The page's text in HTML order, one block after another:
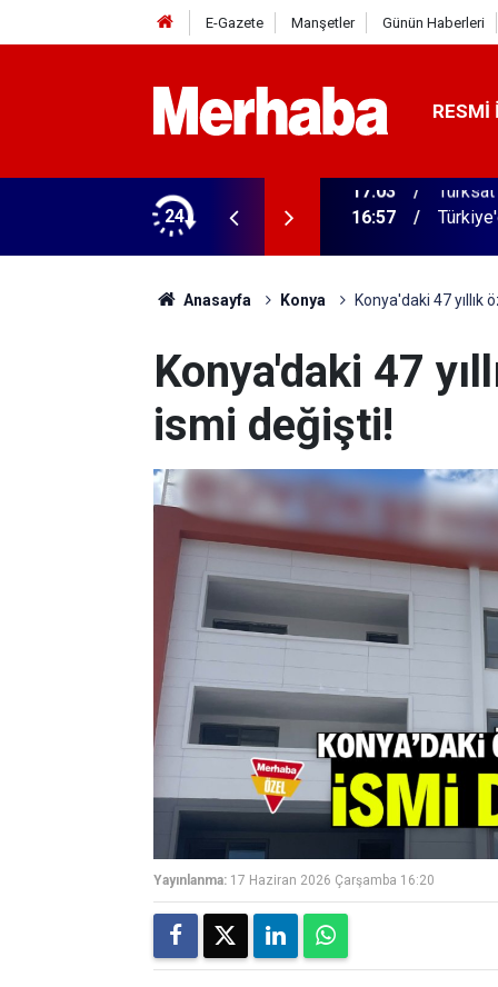
E-Gazete Manşetler Günün Haberleri
RESMI
24 16:57
Anasayfa Konya Konya'daki 47
Konya'daki 47
ismi değişti!
Yayınlanma: 17 Haziran 2026 Çarşamba 16:20